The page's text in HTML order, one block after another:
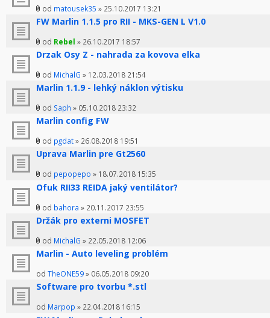
od matousek35 » 25.10.2017 13:21
FW Marlin 1.1.5 pro RII - MKS-GEN L V1.0
od Rebel » 26.10.2017 18:57
Drzak Osy Z - nahrada za kovova elka
od MichalG » 12.03.2018 21:54
Marlin 1.1.9 - lehký náklon výtisku
od Saph » 05.10.2018 23:32
Marlin config FW
od pgdat» 26.08.2018 19:51
Uprava Marlin pre Gt2560
od pepopepo » 18.07.2018 15:35
Ofuk RII33 REIDA jaký ventilátor?
od bahora » 20.11.2017 23:55
Držák pro externi MOSFET
od MichalG » 22.05.2018 12:06
Marlin - Auto leveling problém
od TheONE59» 06.05.2018 09:20
Software pro tvorbu *.stl
od Marpop » 22.04.2018 16:15